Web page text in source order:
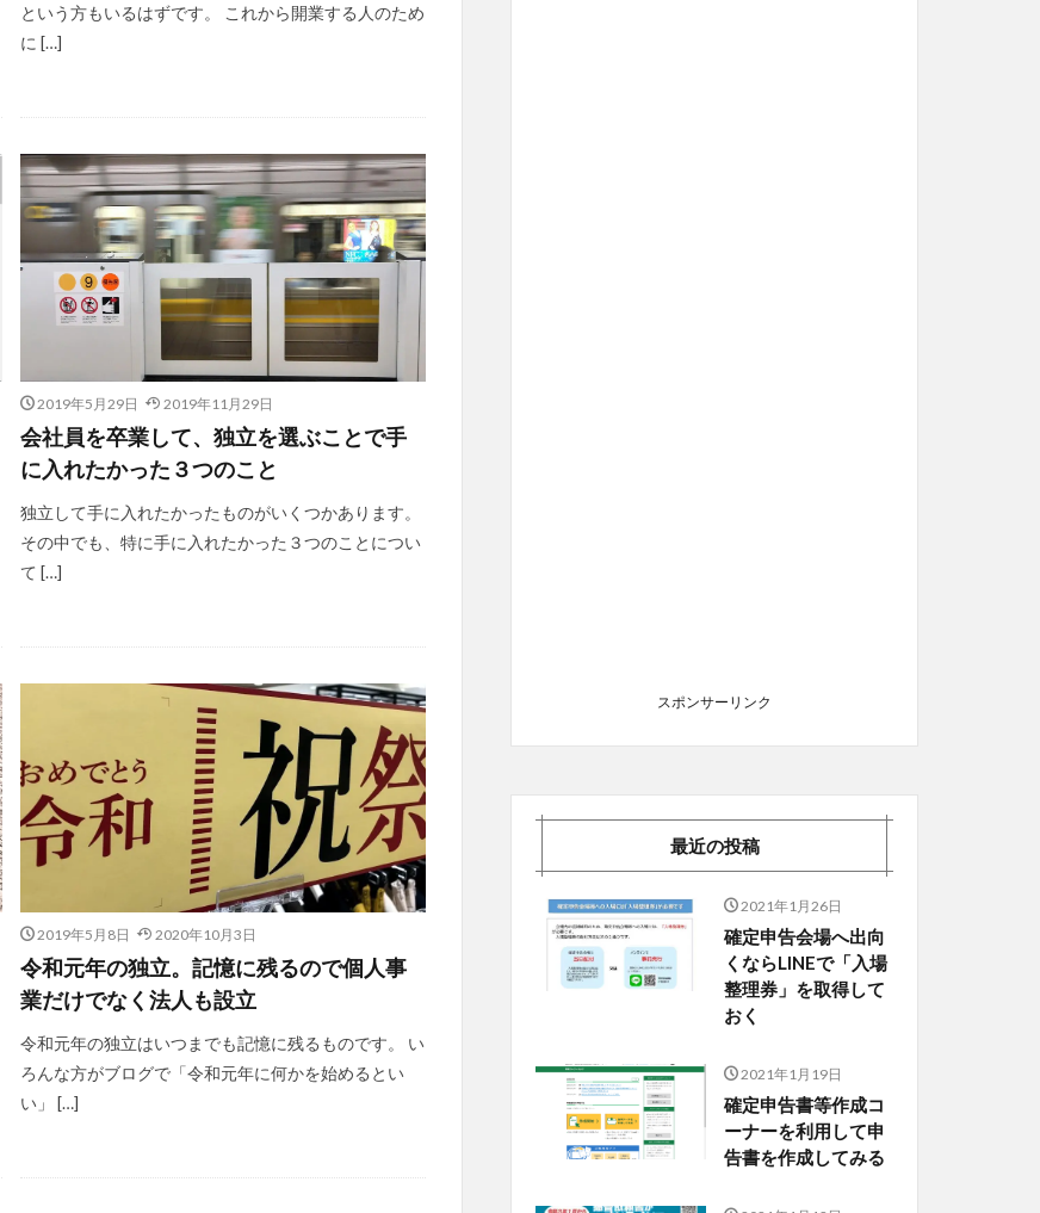
という方もいるはずです。 これから開業する人のため
に […]
2019年5月29日 2019年11月29日
会社員を卒業して、独立を選ぶことで手
に入れたかった３つのこと
独立して手に入れたかったものがいくつかあります。
その中でも、特に手に入れたかった３つのことについ
て […]
2019年5月8日 2020年10月3日
令和元年の独立。記憶に残るので個人事
業だけでなく法人も設立
令和元年の独立はいつまでも記憶に残るものです。 い
ろんな方がブログで「令和元年に何かを始めるとい
い」 […]
スポンサーリンク
最近の投稿
2021年1月26日
確定申告会場へ出向
くならLINEで「入場
整理券」を取得して
おく
2021年1月19日
確定申告書等作成コ
ーナーを利用して申
告書を作成してみる